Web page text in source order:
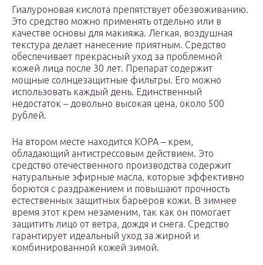
Гиалуроновая кислота препятствует обезвоживанию.
Это средство можно применять отдельно или в
качестве основы для макияжа. Легкая, воздушная
текстура делает нанесение приятным. Средство
обеспечивает прекрасный уход за проблемной
кожей лица после 30 лет. Препарат содержит
мощные солнцезащитные фильтры. Его можно
использовать каждый день. Единственный
недостаток – довольно высокая цена, около 500
рублей.
На втором месте находится КОРА – крем,
обладающий антистрессовым действием. Это
средство отечественного производства содержит
натуральные эфирные масла, которые эффективно
борются с раздражением и повышают прочность
естественных защитных барьеров кожи. В зимнее
время этот крем незаменим, так как он помогает
защитить лицо от ветра, дождя и снега. Средство
гарантирует идеальный уход за жирной и
комбинированной кожей зимой.